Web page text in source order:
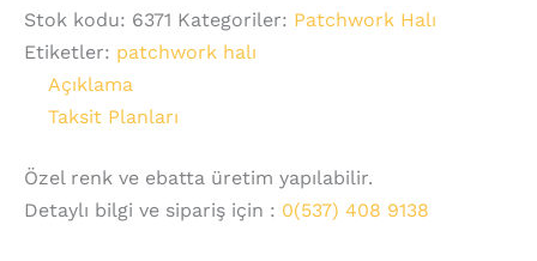
Stok kodu: 6371 Kategoriler: Patchwork Halı
Etiketler: patchwork halı
Açıklama
Taksit Planları
Özel renk ve ebatta üretim yapılabilir.
Detaylı bilgi ve sipariş için : 0(537) 408 9138